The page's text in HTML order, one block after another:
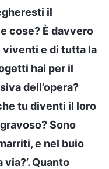
il
cose? È davvero
e di tutta la
hai per il
dell’opera?
tu diventi il loro
Sono
e nel buio
via?’. Quanto